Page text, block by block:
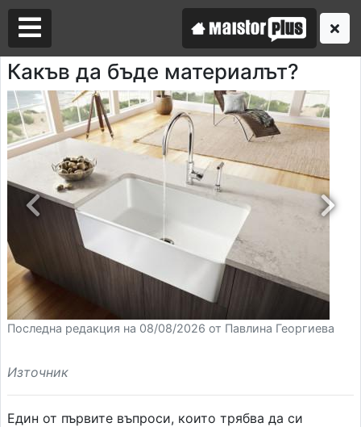
Какъв да бъде материалът?
Последна редакция на 08/08/2026 от Павлина Георгиева
Източник
Един от първите въпроси, които трябва да си
Аз съм майстор
Търся майстор